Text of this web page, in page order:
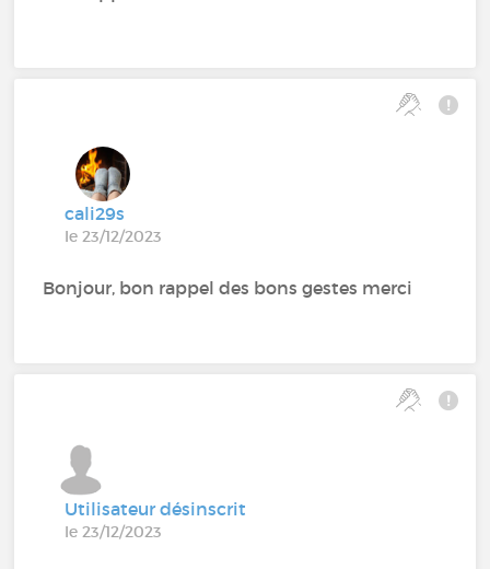
cali29s
le 23/12/2023
Bonjour, bon rappel des bons gestes merci
Utilisateur désinscrit
le 23/12/2023